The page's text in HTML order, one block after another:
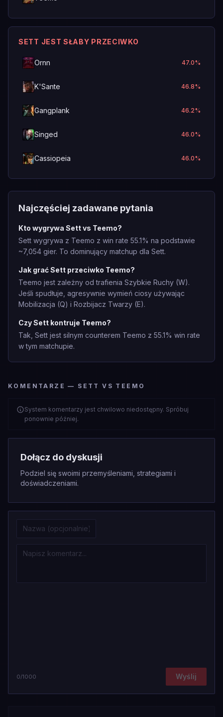
SETT JEST SŁABY PRZECIWKO
Ornn 47.0%
K'Sante 46.8%
Gangplank 46.2%
Singed 46.0%
Cassiopeia 46.0%
Najczęściej zadawane pytania
Kto wygrywa Sett vs Teemo?
Sett wygrywa z Teemo z win rate 55.1% na podstawie
~7,054 gier. To dominujący matchup dla Sett.
Jak grać Sett przeciwko Teemo?
Teemo jest zależny od trafienia Szybkie Ruchy (W).
Jeśli spudłuje, agresywnie wymień ciosy używając
Mobilizacja (Q) i Rozbijacz Twarzy (E).
Czy Sett kontruje Teemo?
Tak, Sett jest silnym counterem Teemo z 55.1% win rate
w tym matchupie.
KOMENTARZE — SETT VS TEEMO
System komentarzy jest chwilowo niedostępny. Spróbuj
ponownie później.
Dołącz do dyskusji
Podziel się swoimi przemyśleniami, strategiami i
doświadczeniami.
0/1000 Wyślij